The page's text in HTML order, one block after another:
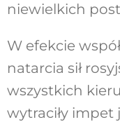
niewielkich
W efekcie
natarcia sił
wszystkich
wytraciły